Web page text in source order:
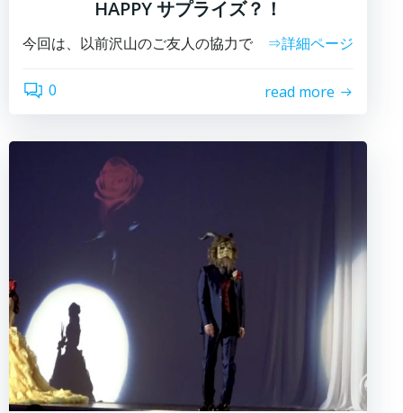
HAPPY サプライズ？！
今回は、以前沢山のご友人の協力で ⇒詳細ページ
0 read more